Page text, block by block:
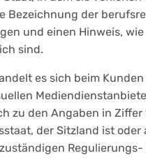
Bezeichnung der
und einen Hinweis,
sind.
es sich beim
zu den Angaben in Ziffer
der Sitzland ist oder
Regulierungs-